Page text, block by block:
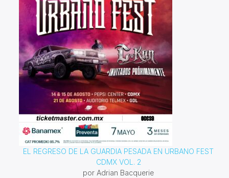
EL REGRESO DE LA GUARDIA PESADA EN URBANO FEST
CDMX VOL. 2
por Adrian Bacquerie